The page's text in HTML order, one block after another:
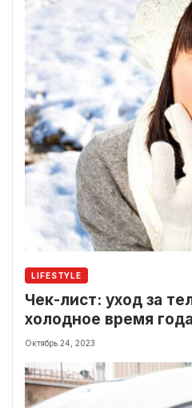
LIFESTYLE
Чек-лист: уход за
холодное время года
Октябрь 24, 2023